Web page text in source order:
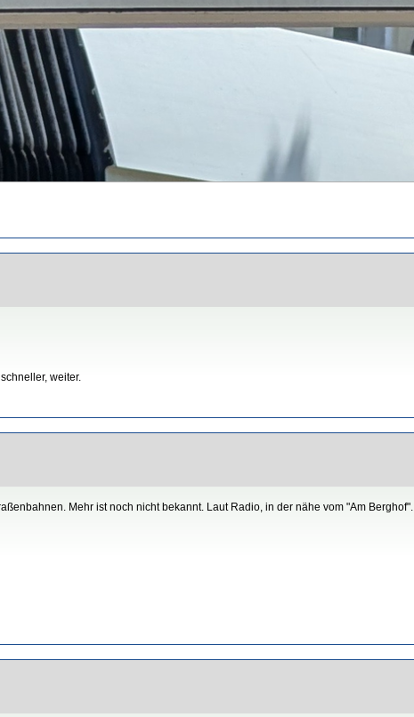
weiter.
Mehr ist noch nicht bekannt. Laut Radio, in der nähe vom "Am Berghof".